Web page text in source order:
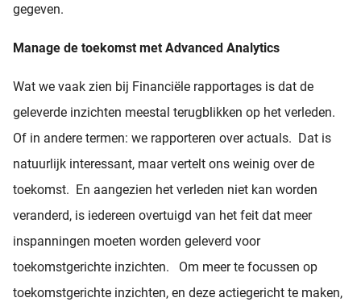
gegeven.
Manage de toekomst met Advanced Analytics
Wat we vaak zien bij Financiële rapportages is dat de
geleverde inzichten meestal terugblikken op het verleden.
Of in andere termen: we rapporteren over actuals. Dat is
natuurlijk interessant, maar vertelt ons weinig over de
toekomst. En aangezien het verleden niet kan worden
veranderd, is iedereen overtuigd van het feit dat meer
inspanningen moeten worden geleverd voor
toekomstgerichte inzichten. Om meer te focussen op
toekomstgerichte inzichten, en deze actiegericht te maken,